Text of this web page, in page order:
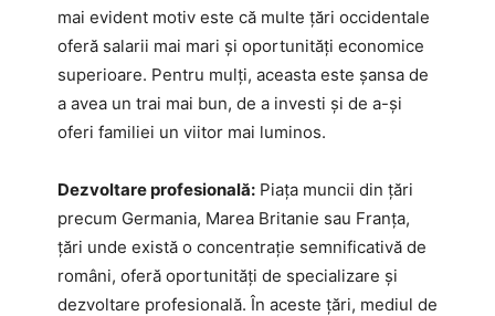
mai evident motiv este că multe țări occidentale
oferă salarii mai mari și oportunități economice
superioare. Pentru mulți, aceasta este șansa de
a avea un trai mai bun, de a investi și de a-și
oferi familiei un viitor mai luminos.
Dezvoltare profesională: Piața muncii din țări
precum Germania, Marea Britanie sau Franța,
țări unde există o concentrație semnificativă de
români, oferă oportunități de specializare și
dezvoltare profesională. În aceste țări, mediul de